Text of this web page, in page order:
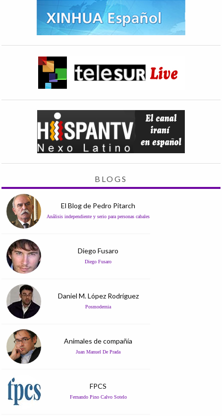
BLOGS
El Blog de Pedro Pitarch
Análisis independiente y serio para personas cabales
Diego Fusaro
Diego Fusaro
Daniel M. López Rodríguez
Posmodernia
Animales de compañía
Juan Manuel De Prada
FPCS
Fernando Pino Calvo Sotelo